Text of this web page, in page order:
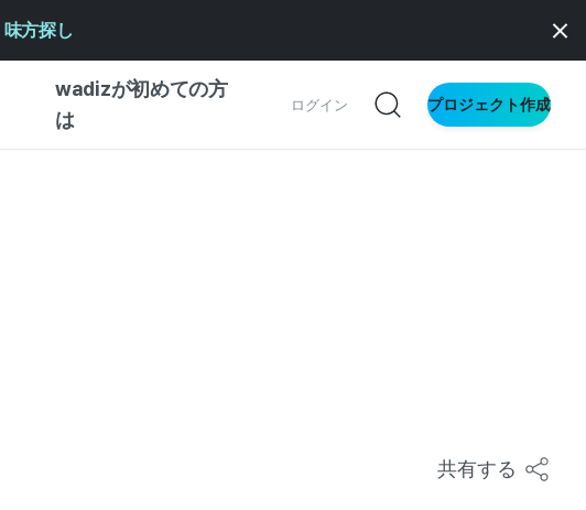
味方探し
wadizが初めての方
は
ログイン プロジェクト作成
共有する